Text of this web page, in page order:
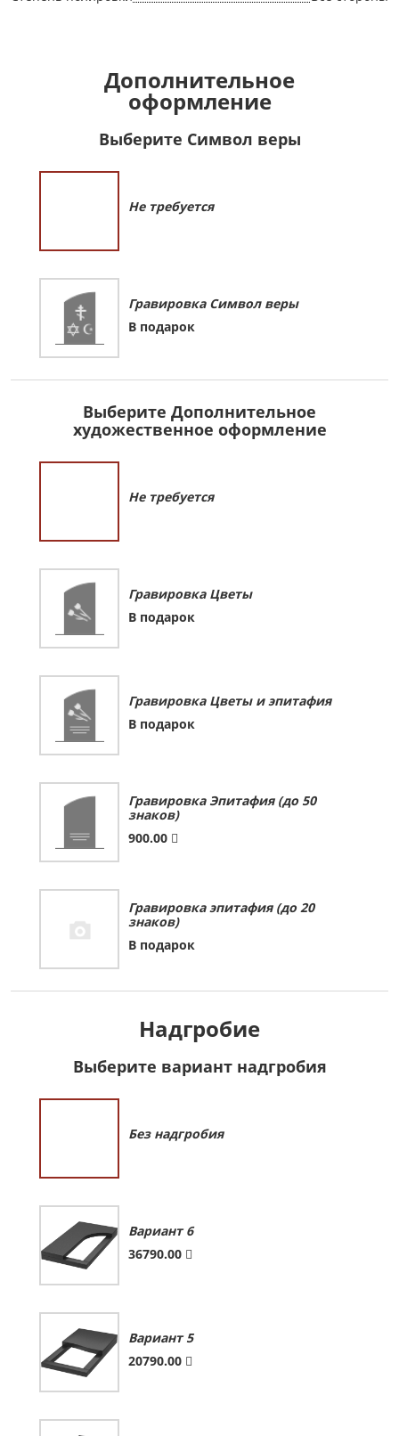
Дополнительное
оформление
Выберите Символ веры
Не требуется
Гравировка Символ веры
В подарок
Выберите Дополнительное
художественное оформление
Не требуется
Гравировка Цветы
В подарок
Гравировка Цветы и эпитафия
В подарок
Гравировка Эпитафия (до 50
знаков)
900.00
Гравировка эпитафия (до 20
знаков)
В подарок
Надгробие
Выберите вариант надгробия
Без надгробия
Вариант 6
36790.00
Вариант 5
20790.00